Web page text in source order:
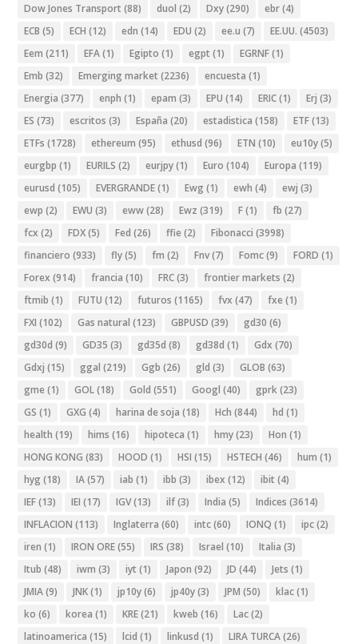
Dow Jones Transport (88) duol (2) Dxy(290) ebr(4)
ECB (5) ECH (12) edn (14) EDU (2) ee.u (7) EE.UU. (4503)
Eem (211) EFA(1) Egipto (1) egpt (1) EGRNF(1)
Emb (32) Emerging market (2236) encuesta (1)
Energia (377) enph (1) epam (3) EPU (14) ERIC(1) Erj (3)
ES (73) escritos (3) España (20) estadistica (158) ETF(13)
ETFs (1728) ethereum (95) ethusd (96) ETN (10) eu10y(5)
eurgbp (1) EURILS (2) eurjpy(1) Euro (104) Europa (119)
eurusd (105) EVERGRANDE(1) Ewg (1) ewh (4) ewj (3)
ewp (2) EWU (3) eww(28) Ewz (319) F(1) fb (27)
fcx (2) FDX(5) Fed (26) ffie (2) Fibonacci (3998)
financiero (933) fly(5) fm (2) Fnv(7) Fomc(9) FORD (1)
Forex (914) francia (10) FRC(3) frontier markets (2)
ftmib (1) FUTU (12) futuros (1165) fvx (47) fxe (1)
FXI (102) Gas natural (123) GBPUSD (39) gd30 (6)
gd30d (9) GD35 (3) gd35d (8) gd38d (1) Gdx (70)
Gdxj (15) ggal (219) Ggb (26) gld (3) GLOB (63)
gme (1) GOL(18) Gold (551) Googl (40) gprk(23)
GS (1) GXG (4) harina de soja (18) Hch (844) hd (1)
health (19) hims (16) hipoteca (1) hmy(23) Hon (1)
HONG KONG (83) HOOD (1) HSI (15) HSTECH (46) hum (1)
hyg (18) IA(57) iab (1) ibb (3) ibex (12) ibit (4)
IEF(13) IEI (17) IGV(13) ilf(3) India (5) Indices (3614)
INFLACION (113) Inglaterra (60) intc(60) IONQ (1) ipc(2)
iren (1) IRON ORE(55) IRS (38) Israel (10) Italia (3)
Itub (48) iwm (3) iyt (1) Japon (92) JD (44) Jets (1)
JMIA(9) JNK(1) jp10y(6) jp40y(3) JPM (50) klac(1)
ko (6) korea (1) KRE(21) kweb (16) Lac(2)
latinoamerica (15) lcid (1) linkusd (1) LIRA TURCA(26)